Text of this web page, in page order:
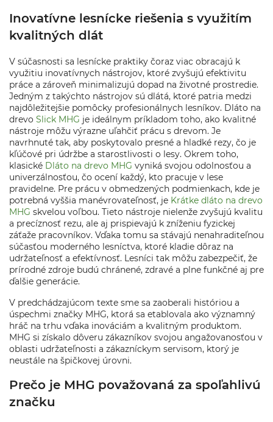
Inovatívne lesnícke riešenia s využitím
kvalitných dlát
V súčasnosti sa lesnícke praktiky čoraz viac obracajú k
využitiu inovatívnych nástrojov, ktoré zvyšujú efektivitu
práce a zároveň minimalizujú dopad na životné prostredie.
Jedným z takýchto nástrojov sú dlátá, ktoré patria medzi
najdôležitejšie pomôcky profesionálnych lesníkov. Dláto na
drevo Slick MHG je ideálnym príkladom toho, ako kvalitné
nástroje môžu výrazne uľahčiť prácu s drevom. Je
navrhnuté tak, aby poskytovalo presné a hladké rezy, čo je
kľúčové pri údržbe a starostlivosti o lesy. Okrem toho,
klasické Dláto na drevo MHG vyniká svojou odolnosťou a
univerzálnosťou, čo ocení každý, kto pracuje v lese
pravidelne. Pre prácu v obmedzených podmienkach, kde je
potrebná vyššia manévrovateľnosť, je Krátke dláto na drevo
MHG skvelou voľbou. Tieto nástroje nielenže zvyšujú kvalitu
a precíznosť rezu, ale aj prispievajú k zníženiu fyzickej
záťaže pracovníkov. Vďaka tomu sa stávajú nenahraditeľnou
súčasťou moderného lesníctva, ktoré kladie dôraz na
udržateľnosť a efektívnosť. Lesníci tak môžu zabezpečiť, že
prírodné zdroje budú chránené, zdravé a plne funkčné aj pre
ďalšie generácie.
V predchádzajúcom texte sme sa zaoberali históriou a
úspechmi značky MHG, ktorá sa etablovala ako významný
hráč na trhu vďaka inováciám a kvalitným produktom.
MHG si získalo dôveru zákazníkov svojou angažovanosťou v
oblasti udržateľnosti a zákazníckym servisom, ktorý je
neustále na špičkovej úrovni.
Prečo je MHG považovaná za spoľahlivú
značku